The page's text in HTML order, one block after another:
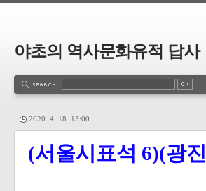
야초의 역사문화유적 답사
2020. 4. 18. 13:00
(서울시표석 6)(광